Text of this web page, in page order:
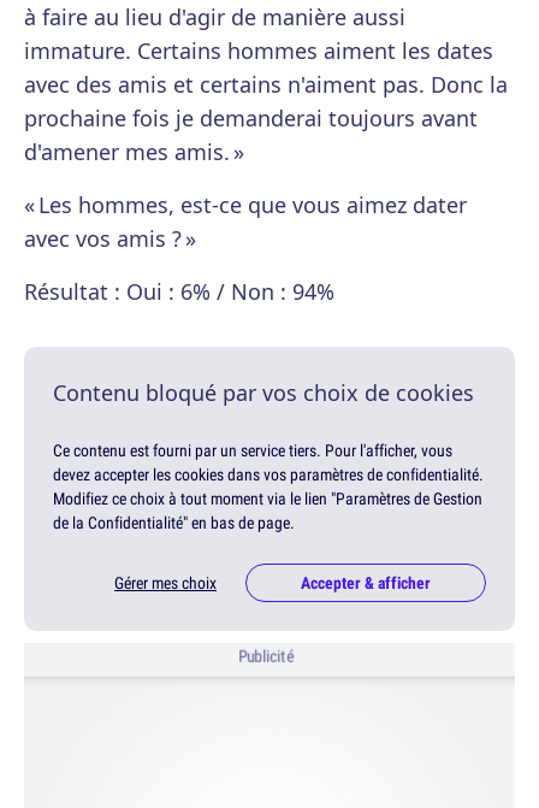
à faire au lieu d'agir de manière aussi
immature. Certains hommes aiment les dates
avec des amis et certains n'aiment pas. Donc la
prochaine fois je demanderai toujours avant
d'amener mes amis. »
« Les hommes, est-ce que vous aimez dater
avec vos amis ? »
Résultat : Oui : 6% / Non : 94%
Contenu bloqué par vos choix de cookies
Ce contenu est fourni par un service tiers. Pour l'afficher, vous
devez accepter les cookies dans vos paramètres de confidentialité.
Modifiez ce choix à tout moment via le lien "Paramètres de Gestion
de la Confidentialité" en bas de page.
Gérer mes choix Accepter & afficher
Publicité